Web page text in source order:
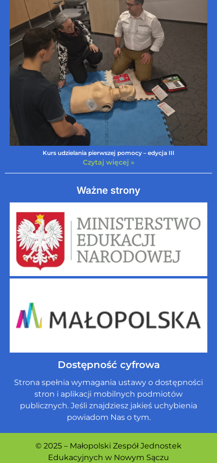
Kurs udzielania pierwszej pomocy – edycja III
Czytaj więcej »
Ważne strony
Dostępność cyfrowa
Strona spełnia wymagania ustawy o dostępności
stron i aplikacji mobilnych podmiotów
publicznych. Jeśli znajdziesz jakieś uchybienia
powiadom Nas o tym.
© 2025 – Małopolski Zespół Jednostek
Edukacyjnych w Nowym Sączu